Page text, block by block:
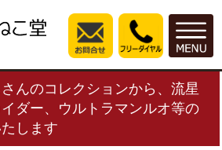
んのコレクションから、流星
ダー、ウルトラマンルオ等の
します